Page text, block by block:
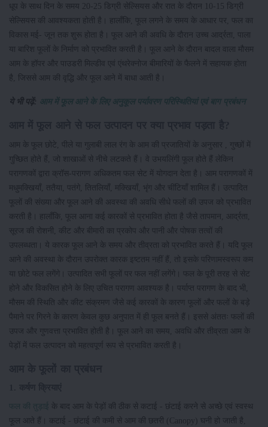
धूप के साथ दिन के समय 20-25 डिग्री सेल्सियस और रात के दौरान 10-15 डिग्री
सेल्सियस की आवश्यकता होती है। हालाँकि, फूल लगने के समय के आधार पर, फल का
विकास मई- जून तक शुरू होता है। फूल आने की अवधि के दौरान उच्च आर्द्रता, पाला
या बारिश फूलों के निर्माण को प्रभावित करती है। फूल आने के दौरान बादल वाला मौसम
आम के हॉपर और पाउडरी मिल्डीव एवं एंथरेक्नोज बीमारियों के फैलने में सहायक होता
है, जिससे आम की वृद्धि और फूल आने में बाधा आती है।
ये भी पढ़ें: आम में फूल आने के लिए अनुकूल पर्यावरण परिस्थितियां एवं बाग प्रबंधन
आम के फूल छोटे, पीले या गुलाबी लाल रंग के आम की प्रजातियों के अनुसार , गुच्छों में
गुच्छित होते हैं, जो शाखाओं से नीचे लटकते हैं। वे उभयलिंगी फूल होते हैं लेकिन
परागणकों द्वारा क्रॉस-परागण अधिकतम फल सेट में योगदान देता है। आम परागणकों में
मधुमक्खियाँ, ततैया, पतंगे, तितलियाँ, मक्खियाँ, भृंग और चींटियाँ शामिल हैं। उत्पादित
फूलों की संख्या और फूल आने की अवस्था की अवधि सीधे फलों की उपज को प्रभावित
करती है। हालाँकि, फूल आना कई कारकों से प्रभावित होता है जैसे तापमान, आर्द्रता,
सूरज की रोशनी, कीट और बीमारी का प्रकोप और पानी और पोषक तत्वों की
उपलब्धता। ये कारक फूल आने के समय और तीव्रता को प्रभावित करते हैं। यदि फूल
आने की अवस्था के दौरान उपरोक्त कारक इष्टतम नहीं हैं, तो इसके परिणामस्वरूप कम
या छोटे फल लगेंगे। उत्पादित सभी फूलों पर फल नहीं लगेंगे। फल के पूरी तरह से सेट
होने और विकसित होने के लिए उचित परागण आवश्यक है। पर्याप्त परागण के बाद भी,
मौसम की स्थिति और कीट संक्रमण जैसे कई कारकों के कारण फूलों और फलों के बड़े
पैमाने पर गिरने के कारण केवल कुछ अनुपात में ही फूल बनते हैं। इससे अंततः फलों की
उपज और गुणवत्ता प्रभावित होती है। फूल आने का समय, अवधि और तीव्रता आम के
पेड़ों में फल उत्पादन को महत्वपूर्ण रूप से प्रभावित करती है।
फल की तुड़ाई
के बाद आम के पेड़ों की ठीक से कटाई - छंटाई करने से अच्छे एवं स्वस्थ
फूल आते हैं। कटाई - छंटाई की कमी से आम की छतरी (Canopy) घनी हो जाती है,